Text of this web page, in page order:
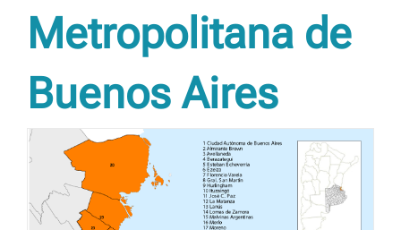
Metropolitana de
Buenos Aires